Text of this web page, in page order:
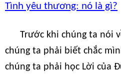
Tình yêu thương: nó là gì?
Trước khi chúng ta nói
chúng ta phải biết chắc
chúng ta phải học Lời của